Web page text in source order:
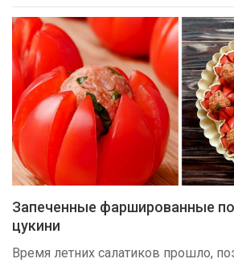
Запеченные фаршированные
цукини
Время летних салатиков прошло,